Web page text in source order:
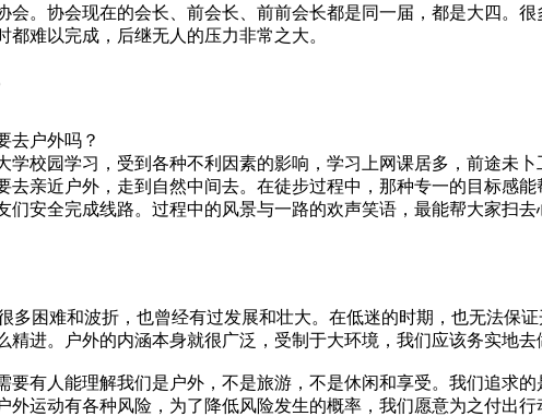
会。协会现在的会长、前会长、前前会长都是同一届，都是大四。
难以完成，后继无人的压力非常之大。
去户外吗？
学校园学习，受到各种不利因素的影响，学习上网课居多，前途未
去亲近户外，走到自然中间去。在徒步过程中，那种专一的目标感
们安全完成线路。过程中的风景与一路的欢声笑语，最能帮大家扫
多困难和波折，也曾经有过发展和壮大。在低迷的时期，也无法保
精进。户外的内涵本身就很广泛，受制于大环境，我们应该务实地去
要有人能理解我们是户外，不是旅游，不是休闲和享受。我们追求
外运动有各种风险，为了降低风险发生的概率，我们愿意为之付出行